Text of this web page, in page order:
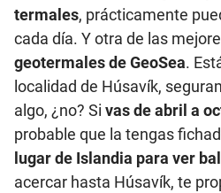
termales, prácticamente
cada día. Y otra de las
geotermales de GeoSea.
localidad de Húsavík,
algo, ¿no? Si vas de abril a
probable que la tengas
lugar de Islandia para ver
acercar hasta Húsavík, te